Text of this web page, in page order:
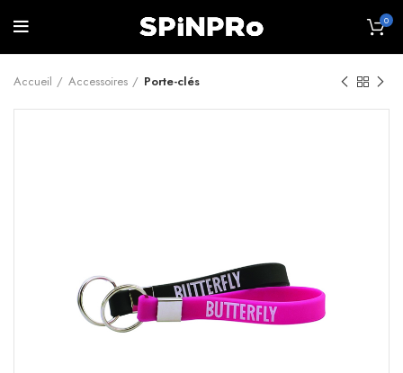
0
Accueil Accessoires Porte-clés